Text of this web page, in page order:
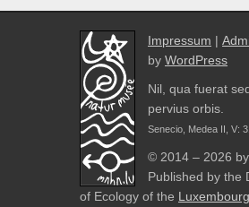
Impressum |
by WordPress
Nil, qua fuerat
pervius orbis.
Senecio, Medea II, V:
© 2014 – 2026 by
Published by the
of Ecology of the